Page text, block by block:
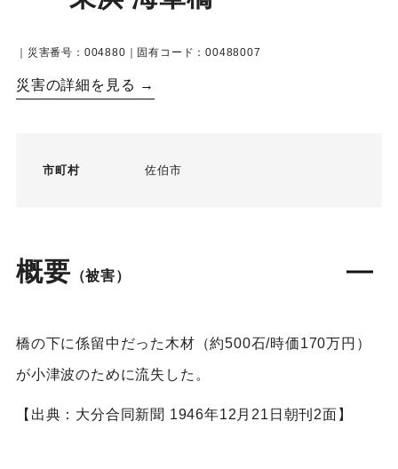
｜災害番号：004880｜固有コード：00488007
災害の詳細を見る →
市町村 佐伯市
概要 （被害）
橋の下に係留中だった木材（約500石/時価170万円）
が小津波のために流失した。
【出典：大分合同新聞 1946年12月21日朝刊2面】